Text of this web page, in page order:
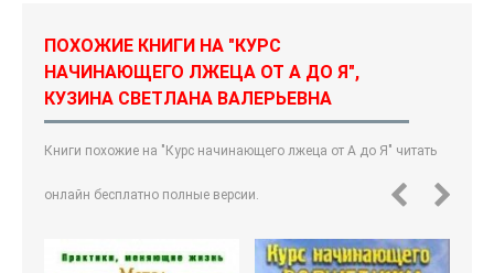
ПОХОЖИЕ КНИГИ НА "КУРС
НАЧИНАЮЩЕГО ЛЖЕЦА ОТ А ДО Я",
КУЗИНА СВЕТЛАНА ВАЛЕРЬЕВНА
Книги похожие на "Курс начинающего лжеца от А до Я" читать
онлайн бесплатно полные версии.